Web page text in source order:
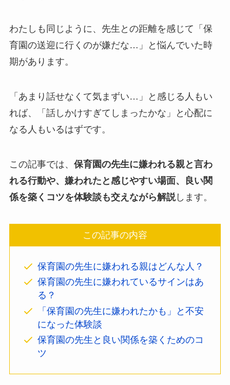
わたしも同じように、先生との距離を感じて「保
育園の送迎に行くのが嫌だな…」と悩んでいた時
期があります。
「あまり話せなくて気まずい…」と感じる人もい
れば、「話しかけすぎてしまったかな」と心配に
なる人もいるはずです。
この記事では、 保育園の先生に嫌われる親と言わ
れる行動や、嫌われたと感じやすい場面、良い関
係を築くコツを体験談も交えながら解説します。
この記事の内容
保育園の先生に嫌われる親はどんな人？
保育園の先生に嫌われているサインはあ
る？
「保育園の先生に嫌われたかも」と不安
になった体験談
保育園の先生と良い関係を築くためのコ
ツ